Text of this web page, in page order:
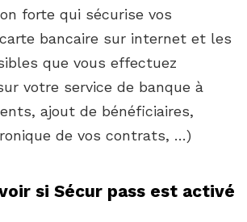
forte qui sécurise vos
bancaire sur internet et les
que vous effectuez
votre service de banque à
ajout de bénéficiaires,
de vos contrats, …)
si Sécur pass est activé